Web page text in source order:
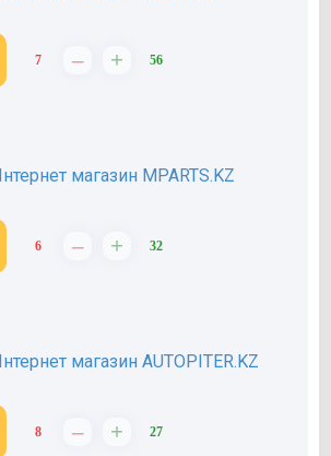
7 – + 56
магазин MPARTS.KZ
6 – + 32
магазин AUTOPITER.KZ
8 – + 27